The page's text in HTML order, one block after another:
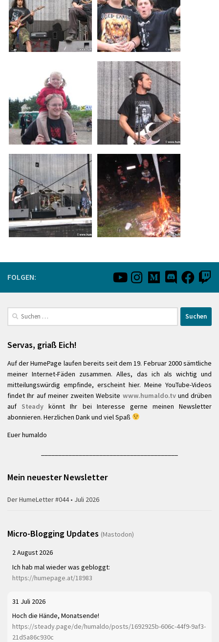
FOLGEN:
Suchen
nach:
Servas, griaß Eich!
Auf der HumePage laufen bereits seit dem 19. Februar 2000 sämtliche
meiner Internet-Fäden zusammen. Alles, das ich als wichtig und
mitteilungswürdig empfinde, erscheint hier. Meine YouTube-Videos
findet Ihr auf meiner zweiten Website www.humaldo.tvund drüben
auf Steady könnt Ihr bei Interesse gerne meinen Newsletter
abonnieren. Herzlichen Dank und viel Spaß
Euer humaldo
Mein neuester Newsletter
Der HumeLetter #044 • Juli 2026
Micro-Blogging Updates (Mastodon)
2 August 2026
Ich hab mal wieder was gebloggt:
https://humepage.at/18983
31 Juli 2026
Hoch die Hände, Monatsende!
https://steady.page/de/humaldo/posts/1692925b-606c-44f9-9af3-
21d5a86c930c